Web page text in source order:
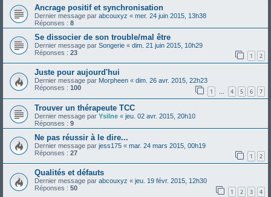
Ancrage positif et synchronisation
Dernier message par abcouxyz « mer. 24 juin 2015, 13h38
Réponses : 8
Se dissocier de son trouble/mal être
Dernier message par Songerie « dim. 21 juin 2015, 10h29
Réponses : 23 1 2
Juste pour aujourd'hui
Dernier message par Morpheen « dim. 26 avr. 2015, 22h23
Réponses : 100 1 … 4 5 6 7
Trouver un thérapeute TCC
Dernier message par Ysilne « jeu. 02 avr. 2015, 20h10
Réponses : 9
Ne pas réussir à le dire...
Dernier message par jess175 « mar. 24 mars 2015, 00h19
Réponses : 27 1 2
Qualités et défauts
Dernier message par abcouxyz « jeu. 19 févr. 2015, 12h30
Réponses : 50 1 2 3 4